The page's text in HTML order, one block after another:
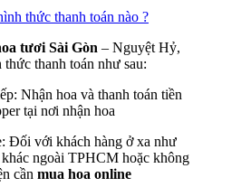
thức thanh toán nào ?
tươi Sài Gòn – Nguyệt Hỷ,
thanh toán như sau:
Nhận hoa và thanh toán tiền
tại nơi nhận hoa
Đối với khách hàng ở xa như
ngoài TPHCM hoặc không
cần mua hoa online